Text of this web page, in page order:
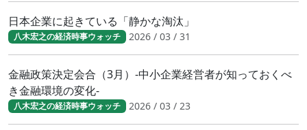
日本企業に起きている「静かな淘汰」
八木宏之の経済時事ウォッチ 2026 / 03 / 31
金融政策決定会合（3月）-中小企業経営者が知っておくべ
き金融環境の変化-
八木宏之の経済時事ウォッチ 2026 / 03 / 23